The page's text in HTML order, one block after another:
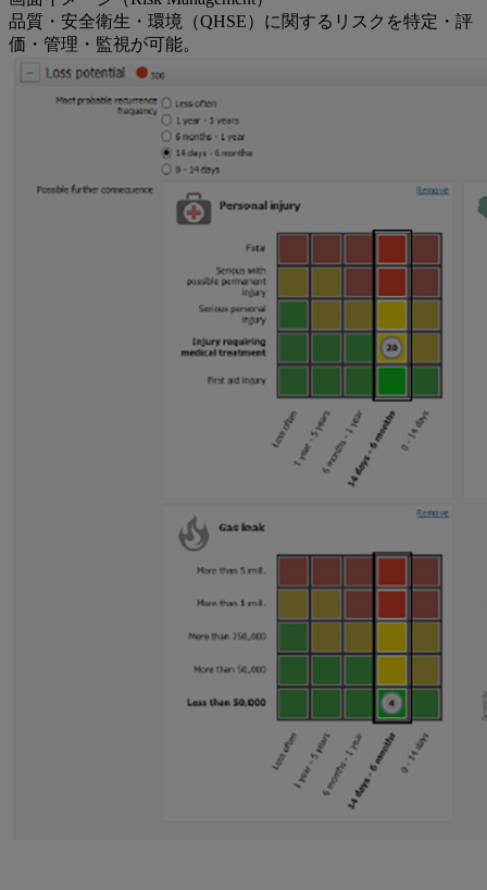
品質・安全衛生・環境（QHSE）に関するリスクを特定・評
価・管理・監視が可能。